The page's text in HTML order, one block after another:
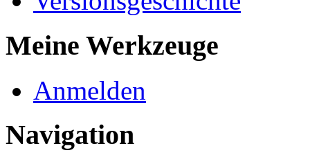
Meine Werkzeuge
Anmelden
Navigation